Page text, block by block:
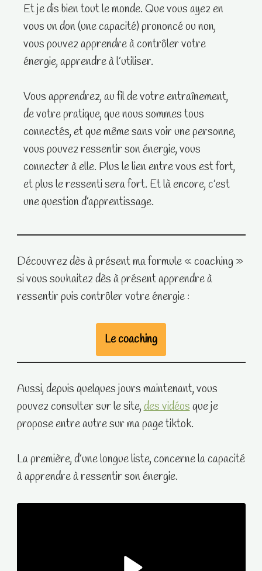
Et je dis bien tout le monde. Que vous ayez en
vous un don (une capacité) prononcé ou non,
vous pouvez apprendre à contrôler votre
énergie, apprendre à l’utiliser.
Vous apprendrez, au fil de votre entraînement,
de votre pratique, que nous sommes tous
connectés, et que même sans voir une personne,
vous pouvez ressentir son énergie, vous
connecter à elle. Plus le lien entre vous est fort,
et plus le ressenti sera fort. Et là encore, c’est
une question d’apprentissage.
Découvrez dès à présent ma formule « coaching »
si vous souhaitez dès à présent apprendre à
ressentir puis contrôler votre énergie :
Le coaching
Aussi, depuis quelques jours maintenant, vous
pouvez consulter sur le site,des vidéosque je
propose entre autre sur ma page tiktok.
La première, d’une longue liste, concerne la capacité
à apprendre à ressentir son énergie.